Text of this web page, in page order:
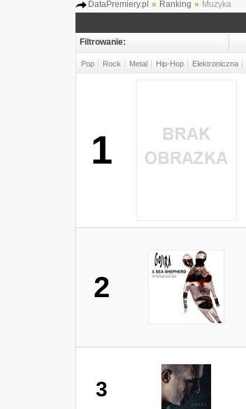
DataPremiery.pl » Ranking » Muzyka
Filtrowanie:
Pop Rock Metal Hip-Hop Elektroniczna
1
2
3